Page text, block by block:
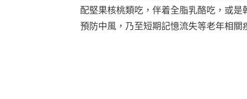
配堅果核桃類吃，伴着全脂乳酪吃，或
預防中風，乃至短期記憶流失等老年相關